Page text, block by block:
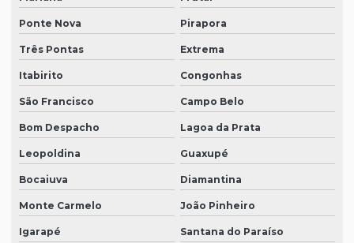
Ponte Nova Pirapora
Três Pontas Extrema
Itabirito Congonhas
São Francisco Campo Belo
Bom Despacho Lagoa da Prata
Leopoldina Guaxupé
Bocaiuva Diamantina
Monte Carmelo João Pinheiro
Igarapé Santana do Paraíso